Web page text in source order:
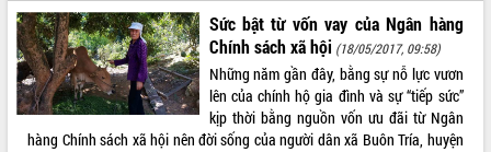
Xây dựng nông thôn mới: Nâng cao đời
sống người dân từ những mô hình thiết
thực
Quyết liệt tháo gỡ vướng mắc, đẩy
nhanh tiến độ các dự án trọng điểm
trong Khu kinh tế Nam Phú Yên
Sức bật từ vốn vay của Ngân hàng
Chính sách xã hội (18/05/2017, 09:58)
Những năm gần đây, bằng sự nỗ lực vươn
lên của chính hộ gia đình và sự “tiếp sức”
kịp thời bằng nguồn vốn ưu đãi từ Ngân
hàng Chính sách xã hội nên đời sống của người dân xã Buôn Tría, huyện